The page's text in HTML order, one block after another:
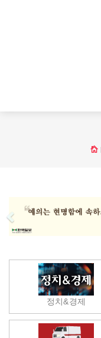
Previous
정치&경제